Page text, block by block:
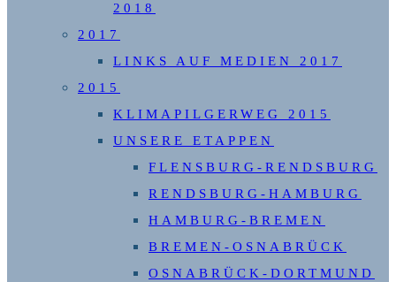
2018
2017
LINKS AUF MEDIEN 2017
2015
KLIMAPILGERWEG 2015
UNSERE ETAPPEN
FLENSBURG-RENDSBURG
RENDSBURG-HAMBURG
HAMBURG-BREMEN
BREMEN-OSNABRÜCK
OSNABRÜCK-DORTMUND